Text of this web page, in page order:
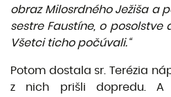
obraz Milosrdného Ježiša a
sestre Faustíne, o posolstve
Všetci ticho počúvali.“
Potom dostala sr. Terézia
z nich prišli dopredu. A